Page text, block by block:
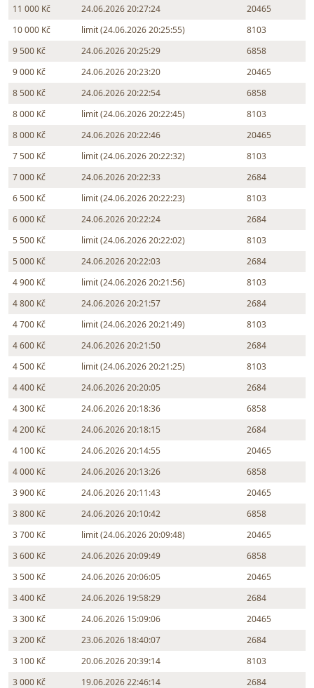
11 000 Kč
24.06.2026 20:27:24
20465
10 000 Kč
limit (24.06.2026 20:25:55)
8103
9 500 Kč
24.06.2026 20:25:29
6858
9 000 Kč
24.06.2026 20:23:20
20465
8 500 Kč
24.06.2026 20:22:54
6858
8 000 Kč
limit (24.06.2026 20:22:45)
8103
8 000 Kč
24.06.2026 20:22:46
20465
7 500 Kč
limit (24.06.2026 20:22:32)
8103
7 000 Kč
24.06.2026 20:22:33
2684
6 500 Kč
limit (24.06.2026 20:22:23)
8103
6 000 Kč
24.06.2026 20:22:24
2684
5 500 Kč
limit (24.06.2026 20:22:02)
8103
5 000 Kč
24.06.2026 20:22:03
2684
4 900 Kč
limit (24.06.2026 20:21:56)
8103
4 800 Kč
24.06.2026 20:21:57
2684
4 700 Kč
limit (24.06.2026 20:21:49)
8103
4 600 Kč
24.06.2026 20:21:50
2684
4 500 Kč
limit (24.06.2026 20:21:25)
8103
4 400 Kč
24.06.2026 20:20:05
2684
4 300 Kč
24.06.2026 20:18:36
6858
4 200 Kč
24.06.2026 20:18:15
2684
4 100 Kč
24.06.2026 20:14:55
20465
4 000 Kč
24.06.2026 20:13:26
6858
3 900 Kč
24.06.2026 20:11:43
20465
3 800 Kč
24.06.2026 20:10:42
6858
3 700 Kč
limit (24.06.2026 20:09:48)
20465
3 600 Kč
24.06.2026 20:09:49
6858
3 500 Kč
24.06.2026 20:06:05
20465
3 400 Kč
24.06.2026 19:58:29
2684
3 300 Kč
24.06.2026 15:09:06
20465
3 200 Kč
23.06.2026 18:40:07
2684
3 100 Kč
20.06.2026 20:39:14
8103
3 000 Kč
19.06.2026 22:46:14 2684